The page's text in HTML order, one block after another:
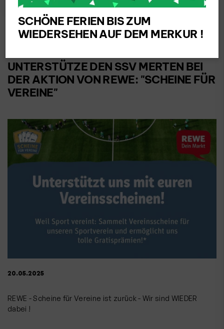
SSV Merten 1925 e.V.
UNTERSTÜTZE DEN SSV MERTEN BEI
DER AKTION VON REWE: "SCHEINE FÜR
VEREINE"
20.05.2025
REWE - Scheine für Vereine ist zurück - Wir sind WIEDER
dabei !
SCHÖNE FERIEN BIS ZUM
WIEDERSEHEN AUF DEM MERKUR !